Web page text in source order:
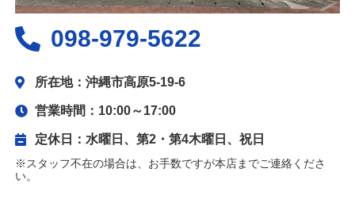
098-979-5622
所在地：沖縄市高原5-19-6
営業時間：10:00～17:00
定休日：水曜日、第2・第4木曜日、祝日
※スタッフ不在の場合は、お手数ですが本店までご連絡くださ
い。